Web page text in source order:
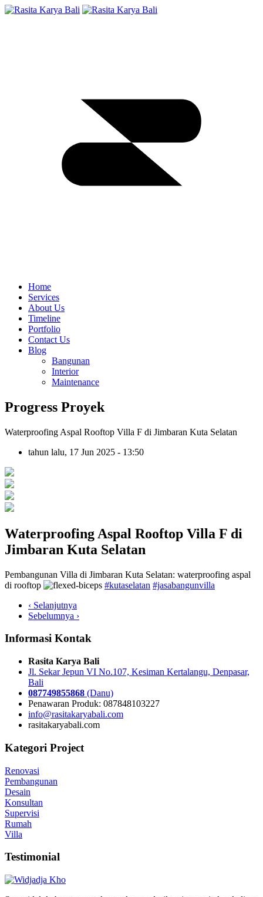
Home
Services
About Us
Timeline
Portfolio
Contact Us
Blog
Bangunan
Interior
Maintenance
Progress Proyek
Waterproofing Aspal Rooftop Villa F di Jimbaran Kuta Selatan
tahun lalu, 17 Jun 2025 - 13:50
Waterproofing Aspal Rooftop Villa F di
Jimbaran Kuta Selatan
Pembangunan Villa di Jimbaran Kuta Selatan: waterproofing aspal
di rooftop
#kutaselatan #jasabangunvilla
‹ Selanjutnya
Sebelumnya ›
Informasi Kontak
Rasita Karya Bali
Jl. Sekar Jepun VI No.107, Kesiman Kertalangu, Denpasar,
Bali
087749855868 (Danu)
Penawaran Produk: 087848103227
info@rasitakaryabali.com
rasitakaryabali.com
Kategori Project
Renovasi
Pembangunan
Desain
Konsultan
Supervisi
Rumah
Villa
Testimonial